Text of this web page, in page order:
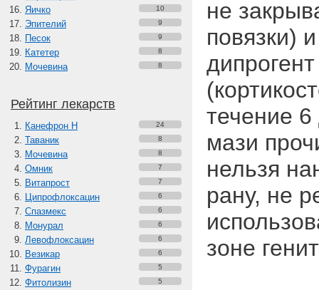
Яичко 10
Эпителий 9
Песок 9
Катетер 8
Мочевина 8
Рейтинг лекарств
Канефрон H 24
Таваник 8
Мочевина 8
Омник 7
Витапрост 7
Ципрофлоксацин 6
Спазмекс 6
Монурал 6
Левофлоксацин 6
Везикар 6
Фурагин 5
Фитолизин 5
не
повязки)
дипрогент
течение 6
мази
нельзя
рану, не
зоне